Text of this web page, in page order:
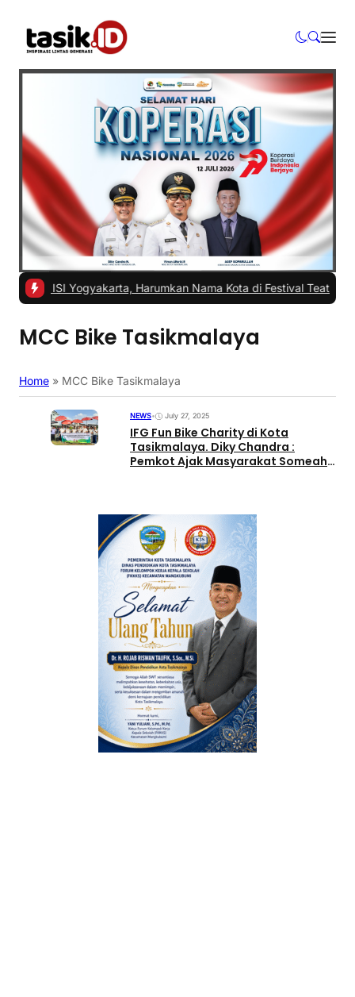
ISI Yogyakarta, Harumkan Nama Kota di Festival Teater Remaja
MCC Bike Tasikmalaya
Home » MCC Bike Tasikmalaya
NEWS• July 27, 2025
IFG Fun Bike Charity di Kota
Tasikmalaya. Diky Chandra :
Pemkot Ajak Masyarakat Someah